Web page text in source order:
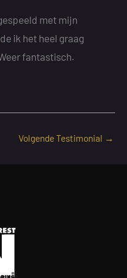
met mijn
ik het heel graag
fantastisch.
Volgende Testimonial →